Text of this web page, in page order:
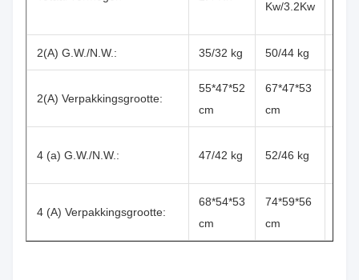
Kw/3.2Kw
2(A) G.W./N.W.: 35/32 kg 50/44 kg
2(A) Verpakkingsgrootte:
55*47*52
cm
67*47*53
cm
4 (a) G.W./N.W.: 47/42 kg 52/46 kg
4 (A) Verpakkingsgrootte:
68*54*53
cm
74*59*56
cm